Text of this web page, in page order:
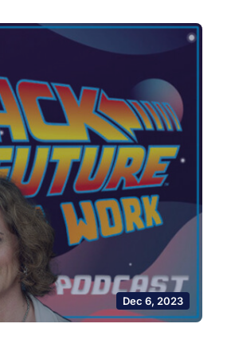
Dec 6, 2023